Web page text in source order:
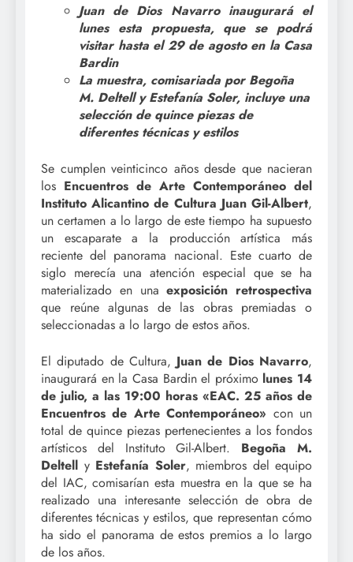
Juan de Dios Navarro inaugurará el
lunes esta propuesta, que se podrá
visitar hasta el 29 de agosto en la Casa
Bardin
La muestra, comisariada por Begoña
M. Deltell y Estefanía Soler, incluye una
selección de quince piezas de
diferentes técnicas y estilos
Se cumplen veinticinco años desde que nacieran
los Encuentros de Arte Contemporáneo del
Instituto Alicantino de Cultura Juan Gil-Albert,
un certamen a lo largo de este tiempo ha supuesto
un escaparate a la producción artística más
reciente del panorama nacional. Este cuarto de
siglo merecía una atención especial que se ha
materializado en unaexposición retrospectiva
que reúne algunas de las obras premiadas o
seleccionadas a lo largo de estos años.
El diputado de Cultura, Juan de Dios Navarro,
inaugurará en la Casa Bardin el próximo lunes 14
de julio, a las 19:00 horas «EAC. 25 años de
Encuentros de Arte Contemporáneo» con un
total de quince piezas pertenecientes a los fondos
artísticos del Instituto Gil-Albert. Begoña M.
Deltell y Estefanía Soler, miembros del equipo
del IAC, comisarían esta muestra en la que se ha
realizado una interesante selección de obra de
diferentes técnicas y estilos, que representan cómo
ha sido el panorama de estos premios a lo largo
de los años.